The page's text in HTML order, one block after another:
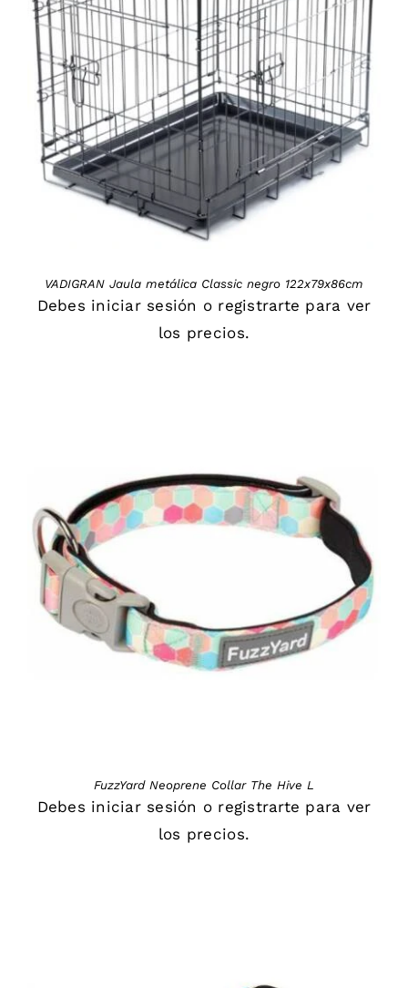
DETAILS
VADIGRAN Jaula metálica Classic negro 122x79x86cm
Debes iniciar sesión o registrarte para ver
los precios.
FuzzYard Neoprene Collar The Hive L
Debes iniciar sesión o registrarte para ver
los precios.